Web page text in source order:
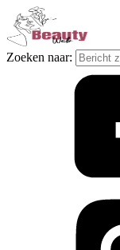
Zoeken naar: